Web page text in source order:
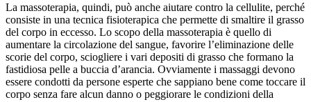
La massoterapia, quindi, può anche aiutare contro la cellulite, perché
consiste in una tecnica fisioterapica che permette di smaltire il grasso
del corpo in eccesso. Lo scopo della massoterapia è quello di
aumentare la circolazione del sangue, favorire l’eliminazione delle
scorie del corpo, sciogliere i vari depositi di grasso che formano la
fastidiosa pelle a buccia d’arancia. Ovviamente i massaggi devono
essere condotti da persone esperte che sappiano bene come toccare il
corpo senza fare alcun danno o peggiorare le condizioni della